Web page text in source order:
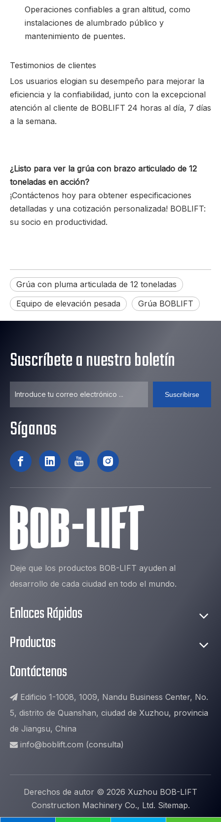
Operaciones confiables a gran altitud, como
instalaciones de alumbrado público y
mantenimiento de puentes.
Testimonios de clientes
Los usuarios elogian su desempeño para mejorar la
eficiencia y la confiabilidad, junto con la excepcional
atención al cliente de BOBLIFT 24 horas al día, 7 días
a la semana.
¿Listo para ver la grúa con brazo articulado de 12
toneladas en acción?
¡Contáctenos hoy para obtener especificaciones
detalladas y una cotización personalizada! BOBLIFT:
su socio en productividad.
Grúa con pluma articulada de 12 toneladas
Equipo de elevación pesada
Grúa BOBLIFT
Suscríbete a nuestro boletín
Suscribirse
Síganos
Deje que los productos BOB-LIFT ayuden al
desarrollo de cada ciudad en todo el mundo.
Enlaces Rápidos
Productos
Contáctenos
 Edificio 1-1008, 1009, Nandu Business Center, No.
5, distrito de Quanshan, ciudad de Xuzhou, provincia
de Jiangsu, China
 info@boblift.com (consulta)
Derechos de autor © 2026 Xuzhou BOB-LIFT
Construction Machinery Co., Ltd. Sitemap.